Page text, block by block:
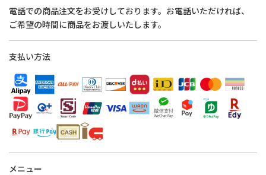
電話での商品注文をお受けしております。お電話いただければ、
ご希望の時間に商品をお渡しいたします。
支払い方法
メニュー